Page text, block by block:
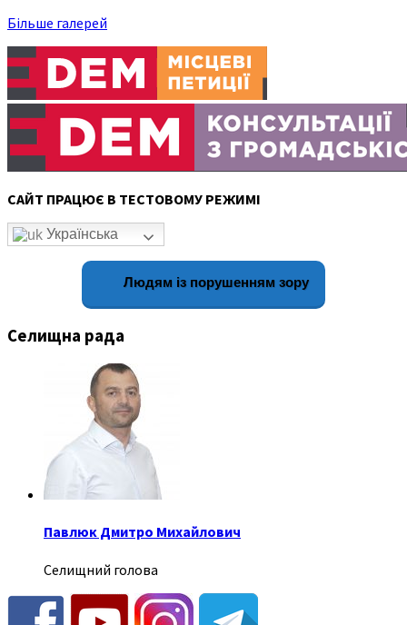
Більше галерей
САЙТ ПРАЦЮЄ В ТЕСТОВОМУ РЕЖИМІ
Українська
Людям із порушенням зору
Селищна рада
Павлюк Дмитро Михайлович
Селищний голова